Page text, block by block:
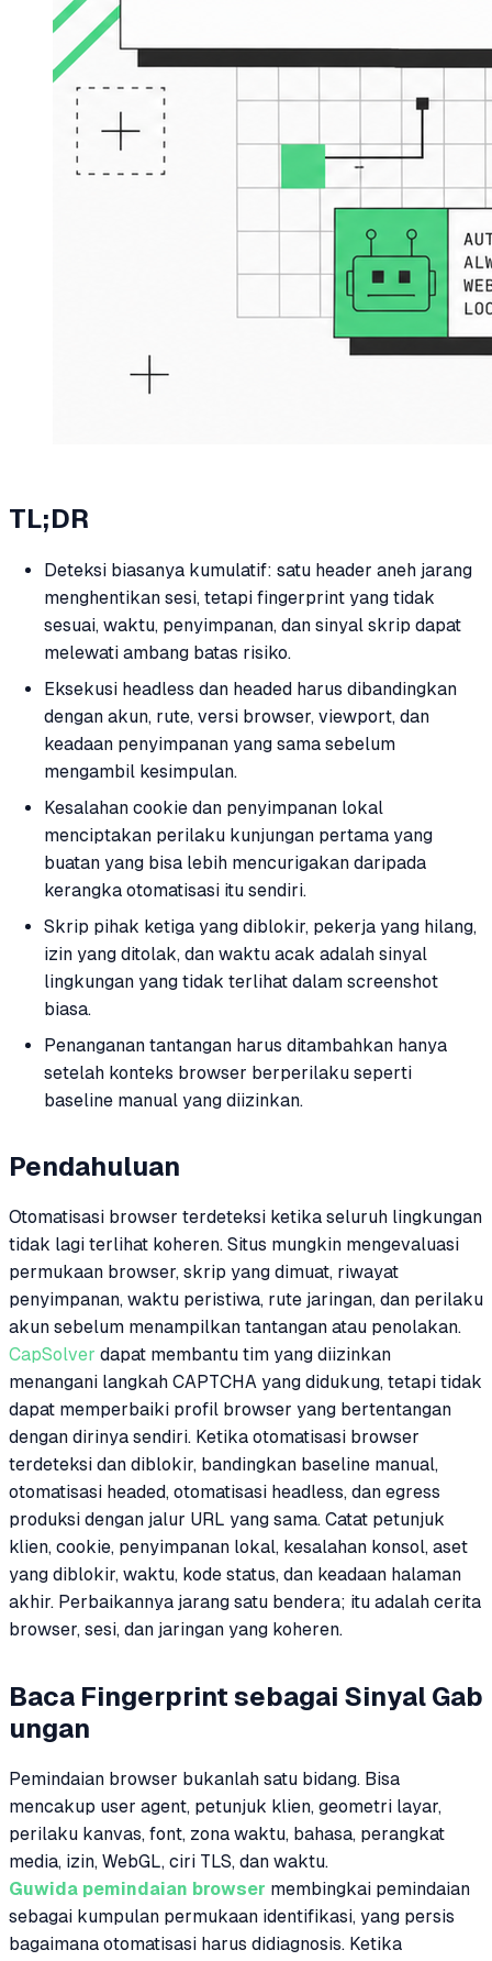
TL;DR
Deteksi biasanya kumulatif: satu header aneh jarang
menghentikan sesi, tetapi fingerprint yang tidak
sesuai, waktu, penyimpanan, dan sinyal skrip dapat
melewati ambang batas risiko.
Eksekusi headless dan headed harus dibandingkan
dengan akun, rute, versi browser, viewport, dan
keadaan penyimpanan yang sama sebelum
mengambil kesimpulan.
Kesalahan cookie dan penyimpanan lokal
menciptakan perilaku kunjungan pertama yang
buatan yang bisa lebih mencurigakan daripada
kerangka otomatisasi itu sendiri.
Skrip pihak ketiga yang diblokir, pekerja yang hilang,
izin yang ditolak, dan waktu acak adalah sinyal
lingkungan yang tidak terlihat dalam screenshot
biasa.
Penanganan tantangan harus ditambahkan hanya
setelah konteks browser berperilaku seperti
baseline manual yang diizinkan.
Pendahuluan
Otomatisasi browser terdeteksi ketika seluruh lingkungan
tidak lagi terlihat koheren. Situs mungkin mengevaluasi
permukaan browser, skrip yang dimuat, riwayat
penyimpanan, waktu peristiwa, rute jaringan, dan perilaku
akun sebelum menampilkan tantangan atau penolakan.
CapSolver dapat membantu tim yang diizinkan
menangani langkah CAPTCHA yang didukung, tetapi tidak
dapat memperbaiki profil browser yang bertentangan
dengan dirinya sendiri. Ketika otomatisasi browser
terdeteksi dan diblokir, bandingkan baseline manual,
otomatisasi headed, otomatisasi headless, dan egress
produksi dengan jalur URL yang sama. Catat petunjuk
klien, cookie, penyimpanan lokal, kesalahan konsol, aset
yang diblokir, waktu, kode status, dan keadaan halaman
akhir. Perbaikannya jarang satu bendera; itu adalah cerita
browser, sesi, dan jaringan yang koheren.
Baca Fingerprint sebagai Sinyal Gab
ungan
Pemindaian browser bukanlah satu bidang. Bisa
mencakup user agent, petunjuk klien, geometri layar,
perilaku kanvas, font, zona waktu, bahasa, perangkat
media, izin, WebGL, ciri TLS, dan waktu.
Guwida pemindaian browser membingkai pemindaian
sebagai kumpulan permukaan identifikasi, yang persis
bagaimana otomatisasi harus didiagnosis. Ketika